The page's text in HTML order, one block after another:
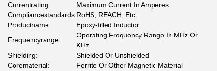
Currentrating:
Maximum Current In Amperes
Compliancestandards:RoHS, REACH, Etc.
Productname:
Epoxy-filled Inductor
Frequencyrange:
Operating Frequency Range In MHz Or
KHz
Shielding:
Shielded Or Unshielded
Corematerial:
Ferrite Or Other Magnetic Material